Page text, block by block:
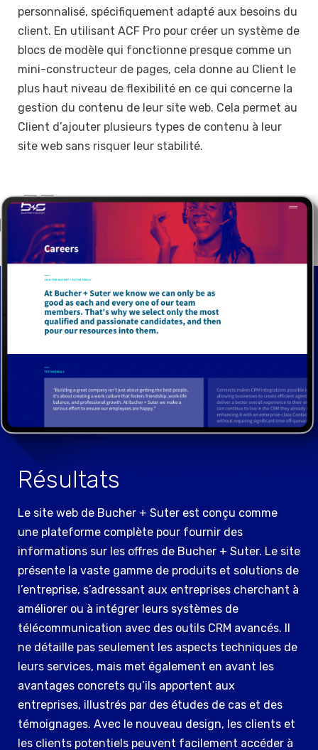
personnalisé, spécifiquement adapté aux besoins du
client. En utilisant ACF Pro pour créer un système de
blocs de modèle qui fonctionne presque comme un
mini-constructeur de pages, cela donne au Client le
plus haut niveau de flexibilité en ce qui concerne la
gestion du contenu de leur site web. Cela permet au
Client d’ajouter plusieurs types de contenu à leur
site web sans risquer leur stabilité.
Résultats
Le site web de Bucher + Suter est conçu comme
une plateforme complète pour fournir des
informations sur les offres de Bucher + Suter. Le site
présente la vaste gamme de produits et solutions de
l’entreprise, s’adressant aux entreprises cherchant à
améliorer ou à intégrer leurs systèmes de
télécommunication avec des outils CRM avancés. Il
ne détaille pas seulement les aspects techniques de
leurs services, mais met également en avant les
avantages concrets qu’ils apportent aux
entreprises, illustrés par des études de cas et des
témoignages. Avec le nouveau design, les clients et
les clients potentiels peuvent facilement accéder à